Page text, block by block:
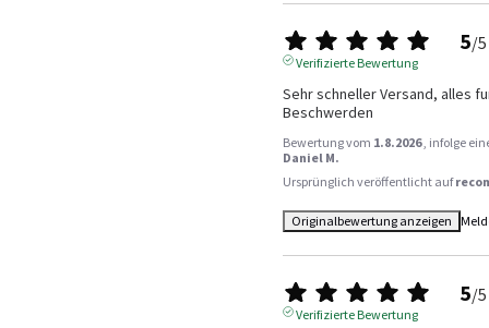
5/5
Verifizierte Bewertung
Sehr schneller Versand, alles
Beschwerden
Bewertung vom 1.8.2026 , infolge
Daniel M.
Ursprünglich veröffentlicht auf
Originalbewertung anzeigen
5/5
Verifizierte Bewertung